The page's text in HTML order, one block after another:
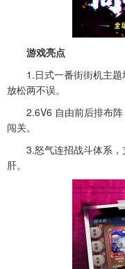
游戏亮点
1.日式一番街街机主题
放松两不误。
2.6V6 自由前后排布阵
闯关。
3.怒气连招战斗体系，
肝。